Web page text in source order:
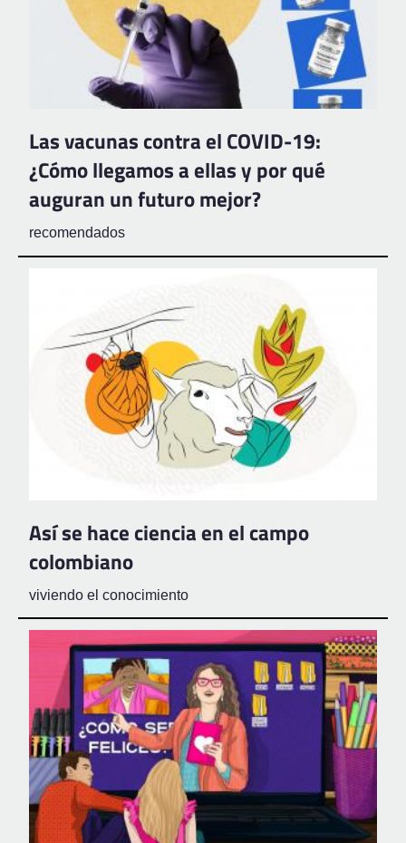
Las vacunas contra el COVID-19:
¿Cómo llegamos a ellas y por qué
auguran un futuro mejor?
recomendados
Así se hace ciencia en el campo
colombiano
viviendo el conocimiento